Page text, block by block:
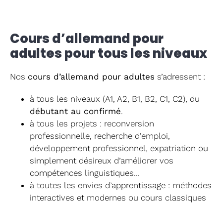
Cours d’allemand pour
adultes pour tous les niveaux
Nos cours d’allemand pour adultes s’adressent :
à tous les niveaux (A1, A2, B1, B2, C1, C2), du
débutant au confirmé.
à tous les projets : reconversion
professionnelle, recherche d’emploi,
développement professionnel, expatriation ou
simplement désireux d’améliorer vos
compétences linguistiques…
à toutes les envies d’apprentissage : méthodes
interactives et modernes ou cours classiques